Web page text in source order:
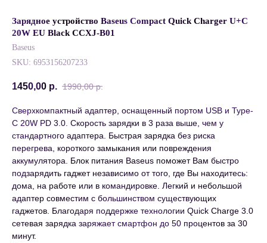
Зарядное устройство Baseus Compact Quick Charger U+C
20W EU Black CCXJ-B01
Baseus
SKU: 6953156207233
1450,00 р. 1990,00 р.
Сверхкомпактный адаптер, оснащенный портом USB и Type-
C 20W PD 3.0. Скорость зарядки в 3 раза выше, чем у
стандартного адаптера. Быстрая зарядка без риска
перегрева, короткого замыкания или повреждения
аккумулятора. Блок питания Baseus поможет Вам быстро
подзарядить гаджет независимо от того, где Вы находитесь:
дома, на работе или в командировке. Легкий и небольшой
адаптер совместим с большинством существующих
гаджетов. Благодаря поддержке технологии Quick Charge 3.0
сетевая зарядка заряжает смартфон до 50 процентов за 30
минут.